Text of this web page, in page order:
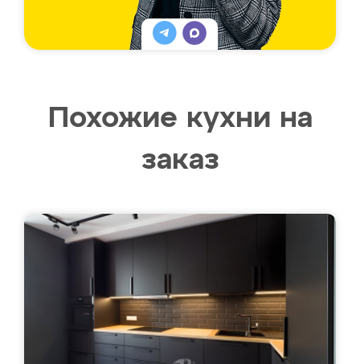
Похожие кухни на
заказ